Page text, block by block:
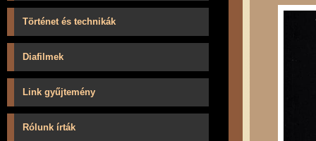
Történet és technikák
Diafilmek
Link gyűjtemény
Rólunk írták